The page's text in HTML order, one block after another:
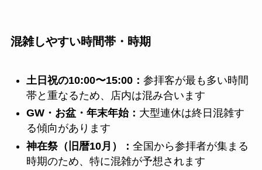
混雑しやすい時間帯・時期
土日祝の10:00〜15:00： 参拝客が最も多い時間
帯と重なるため、店内は混み合います
GW・お盆・年末年始： 大型連休は終日混雑す
る傾向があります
神在祭（旧暦10月）： 全国から参拝者が集まる
時期のため、特に混雑が予想されます